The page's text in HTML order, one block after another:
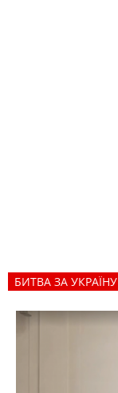
БИТВА ЗА УКРАЇНУ